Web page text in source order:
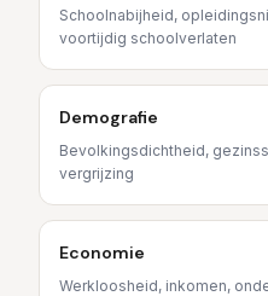
Schoolnabijheid,
voortijdig schoolverlaten
Demografie
Bevolkingsdichtheid,
vergrijzing
Economie
Werkloosheid, inkomen,